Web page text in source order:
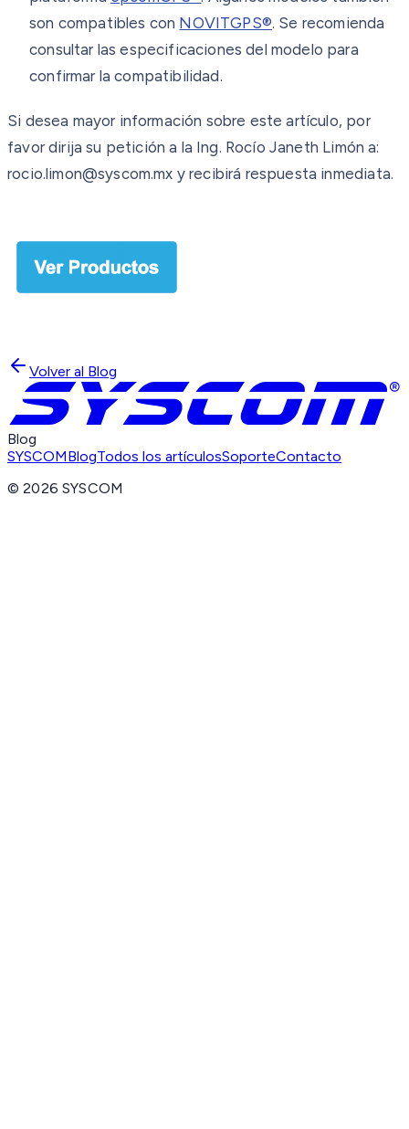
son compatibles con NOVITGPS®. Se recomienda
consultar las especificaciones del modelo para
confirmar la compatibilidad.
Si desea mayor información sobre este artículo, por
favor dirija su petición a la Ing. Rocío Janeth Limón a:
rocio.limon@syscom.mx y recibirá respuesta inmediata.
Volver al Blog
Blog
SYSCOMBlogTodos los artículosSoporteContacto
©2026 SYSCOM